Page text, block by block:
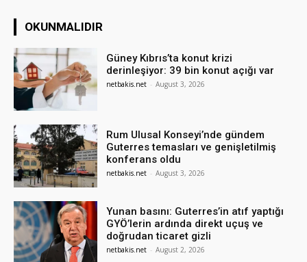
OKUNMALIDIR
Güney Kıbrıs’ta konut krizi
derinleşiyor: 39 bin konut açığı var
netbakis.net - August 3, 2026
Rum Ulusal Konseyi’nde gündem
Guterres temasları ve genişletilmiş
konferans oldu
netbakis.net - August 3, 2026
Yunan basını: Guterres’in atıf yaptığı
GYÖ’lerin ardında direkt uçuş ve
doğrudan ticaret gizli
netbakis.net - August 2, 2026